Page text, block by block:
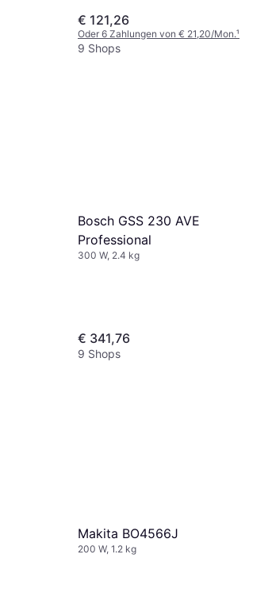
€ 121,26
Oder 6 Zahlungen von € 21,20/Mon.¹
9 Shops
Bosch GSS 230 AVE
Professional
300 W, 2.4 kg
€ 341,76
9 Shops
Makita BO4566J
200 W, 1.2 kg